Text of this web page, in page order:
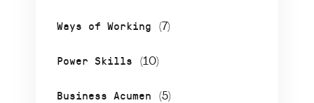
Ways of Working (7)
Power Skills (10)
Business Acumen (5)